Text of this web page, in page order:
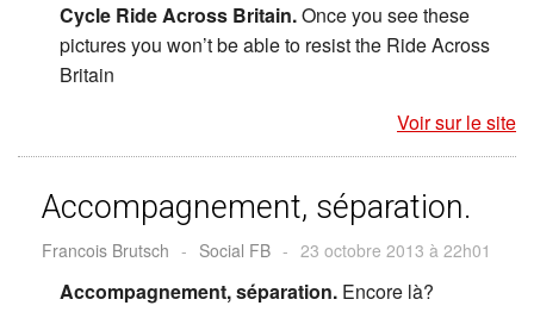
Cycle Ride Across Britain.Once you see these
pictures you won’t be able to resist the Ride Across
Britain
Voir sur le site
Accompagnement, séparation.
Francois Brutsch - Social FB - 23 octobre 2013 à 22h01
Accompagnement, séparation. Encore là?